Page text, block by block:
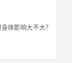
体影响大不大？